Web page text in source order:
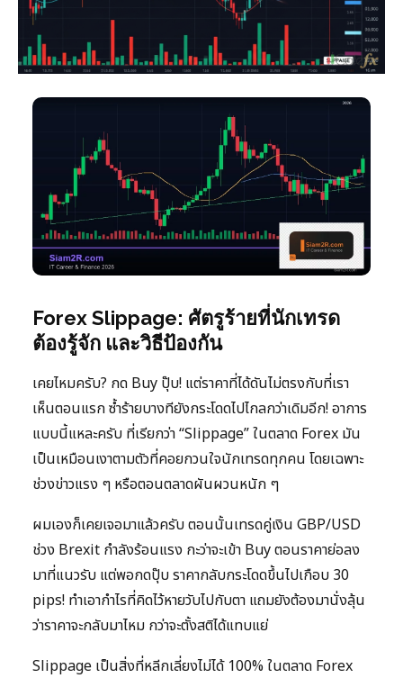
Forex Slippage: ศัตรูร้ายที่นักเทรด
ต้องรู้จัก และวิธีป้องกัน
เคยไหมครับ? กด Buy ปุ๊บ! แต่ราคาที่ได้ดันไม่ตรงกับที่เรา
เห็นตอนแรก ซ้ำร้ายบางทียังกระโดดไปไกลกว่าเดิมอีก! อาการ
แบบนี้แหละครับ ที่เรียกว่า “Slippage” ในตลาด Forex มัน
เป็นเหมือนเงาตามตัวที่คอยกวนใจนักเทรดทุกคน โดยเฉพาะ
ช่วงข่าวแรง ๆ หรือตอนตลาดผันผวนหนัก ๆ
ผมเองก็เคยเจอมาแล้วครับ ตอนนั้นเทรดคู่เงิน GBP/USD
ช่วง Brexit กำลังร้อนแรง กะว่าจะเข้า Buy ตอนราคาย่อลง
มาที่แนวรับ แต่พอกดปุ๊บ ราคากลับกระโดดขึ้นไปเกือบ 30
pips! ทำเอากำไรที่คิดไว้หายวับไปกับตา แถมยังต้องมานั่งลุ้น
ว่าราคาจะกลับมาไหม กว่าจะตั้งสติได้แทบแย่
Slippage เป็นสิ่งที่หลีกเลี่ยงไม่ได้ 100% ในตลาด Forex